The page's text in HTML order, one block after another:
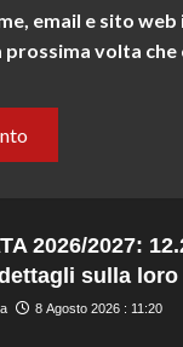
email e sito
volta che
2026/2027:
sulla
8 Agosto 2026 : 11:20